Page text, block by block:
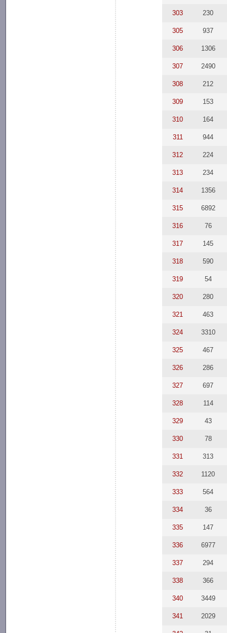
303 230
305 937
306 1306
307 2490
308 212
309 153
310 164
311 944
312 224
313 234
314 1356
315 6892
316 76
317 145
318 590
319 54
320 280
321 463
324 3310
325 467
326 286
327 697
328 114
329 43
330 78
331 313
332 1120
333 564
334 36
335 147
336 6977
337 294
338 366
340 3449
341 2029